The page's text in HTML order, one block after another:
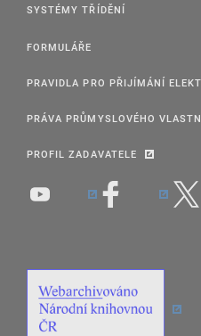
SYSTÉMY TŘÍDĚNÍ
FORMULÁŘE
PRAVIDLA PRO PŘIJÍMÁNÍ
PRÁVA PRŮMYSLOVÉHO
PROFIL ZADAVATELE